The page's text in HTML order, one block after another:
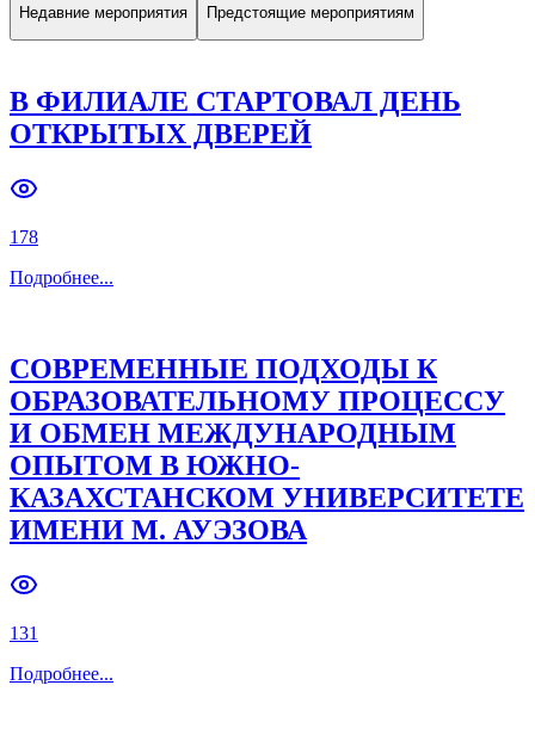
Previous slide Next slide
Недавние мероприятия Предстоящие мероприятиям
В ФИЛИАЛЕ СТАРТОВАЛ ДЕНЬ
ОТКРЫТЫХ ДВЕРЕЙ
178
Подробнее...
СОВРЕМЕННЫЕ ПОДХОДЫ К
ОБРАЗОВАТЕЛЬНОМУ ПРОЦЕССУ
И ОБМЕН МЕЖДУНАРОДНЫМ
ОПЫТОМ В ЮЖНО-
КАЗАХСТАНСКОМ УНИВЕРСИТЕТЕ
ИМЕНИ М. АУЭЗОВА
131
Подробнее...